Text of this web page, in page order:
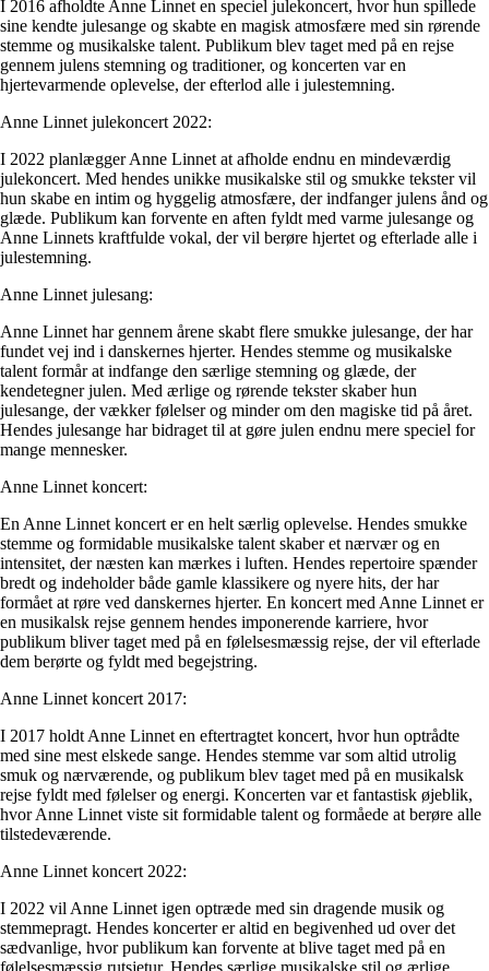
I 2016 afholdte Anne Linnet en speciel julekoncert, hvor hun spillede
sine kendte julesange og skabte en magisk atmosfære med sin rørende
stemme og musikalske talent. Publikum blev taget med på en rejse
gennem julens stemning og traditioner, og koncerten var en
hjertevarmende oplevelse, der efterlod alle i julestemning.
Anne Linnet julekoncert 2022:
I 2022 planlægger Anne Linnet at afholde endnu en mindeværdig
julekoncert. Med hendes unikke musikalske stil og smukke tekster vil
hun skabe en intim og hyggelig atmosfære, der indfanger julens ånd og
glæde. Publikum kan forvente en aften fyldt med varme julesange og
Anne Linnets kraftfulde vokal, der vil berøre hjertet og efterlade alle i
julestemning.
Anne Linnet julesang:
Anne Linnet har gennem årene skabt flere smukke julesange, der har
fundet vej ind i danskernes hjerter. Hendes stemme og musikalske
talent formår at indfange den særlige stemning og glæde, der
kendetegner julen. Med ærlige og rørende tekster skaber hun
julesange, der vækker følelser og minder om den magiske tid på året.
Hendes julesange har bidraget til at gøre julen endnu mere speciel for
mange mennesker.
Anne Linnet koncert:
En Anne Linnet koncert er en helt særlig oplevelse. Hendes smukke
stemme og formidable musikalske talent skaber et nærvær og en
intensitet, der næsten kan mærkes i luften. Hendes repertoire spænder
bredt og indeholder både gamle klassikere og nyere hits, der har
formået at røre ved danskernes hjerter. En koncert med Anne Linnet er
en musikalsk rejse gennem hendes imponerende karriere, hvor
publikum bliver taget med på en følelsesmæssig rejse, der vil efterlade
dem berørte og fyldt med begejstring.
Anne Linnet koncert 2017:
I 2017 holdt Anne Linnet en eftertragtet koncert, hvor hun optrådte
med sine mest elskede sange. Hendes stemme var som altid utrolig
smuk og nærværende, og publikum blev taget med på en musikalsk
rejse fyldt med følelser og energi. Koncerten var et fantastisk øjeblik,
hvor Anne Linnet viste sit formidable talent og formåede at berøre alle
tilstedeværende.
Anne Linnet koncert 2022:
I 2022 vil Anne Linnet igen optræde med sin dragende musik og
stemmepragt. Hendes koncerter er altid en begivenhed ud over det
sædvanlige, hvor publikum kan forvente at blive taget med på en
følelsesmæssig rutsjetur. Hendes særlige musikalske stil og ærlige